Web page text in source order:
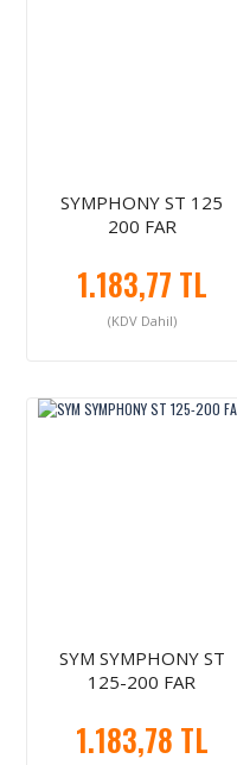
SYMPHONY ST 125
200 FAR
1.183,77 TL
(KDV Dahil)
SYM SYMPHONY ST
125-200 FAR
1.183,78 TL